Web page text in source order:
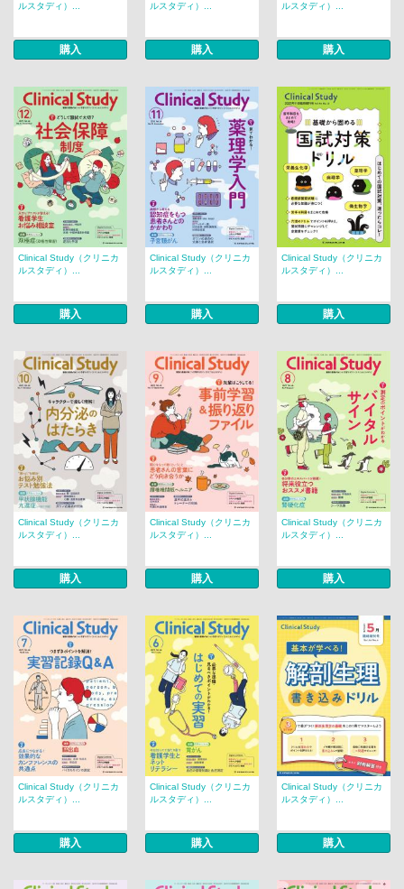
ルスタディ）...
購入
ルスタディ）...
購入
ルスタディ）...
購入
Clinical Study（クリニカ
ルスタディ）...
購入
Clinical Study（クリニカ
ルスタディ）...
購入
Clinical Study（クリニカ
ルスタディ）...
購入
Clinical Study（クリニカ
ルスタディ）...
購入
Clinical Study（クリニカ
ルスタディ）...
購入
Clinical Study（クリニカ
ルスタディ）...
購入
Clinical Study（クリニカ
ルスタディ）...
購入
Clinical Study（クリニカ
ルスタディ）...
購入
Clinical Study（クリニカ
ルスタディ）...
購入